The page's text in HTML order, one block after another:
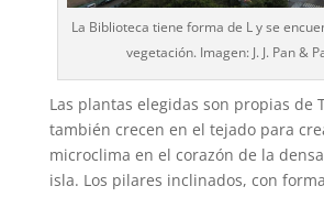
La Biblioteca tiene forma de L y se
vegetación. Imagen: J. J. Pan &
Las plantas elegidas son propias de
también crecen en el tejado para
microclima en el corazón de la
isla. Los pilares inclinados, con